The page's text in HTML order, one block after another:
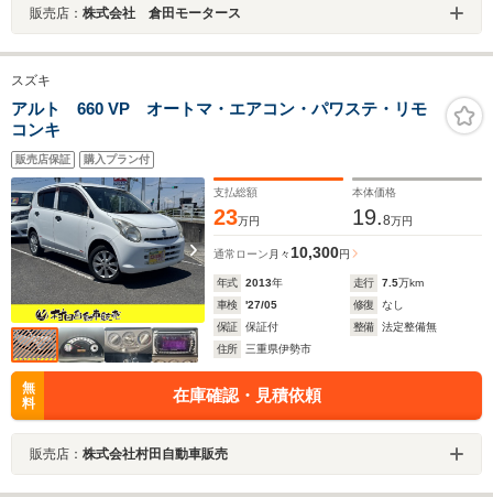
販売店： 株式会社 倉田モータース
スズキ
アルト 660 VP オートマ・エアコン・パワステ・リモ
コンキ
販売店保証 購入プラン付
支払総額
23万円
本体価格
19.8万円
通常ローン 月々 10,300円
年式 2013年 走行 7.5万km
車検
'27/05 修復
なし
保証
保証付 整備
法定整備無
住所
三重県伊勢市
無
料
在庫確認・見積依頼
販売店： 株式会社村田自動車販売